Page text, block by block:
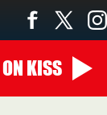
ON KISS